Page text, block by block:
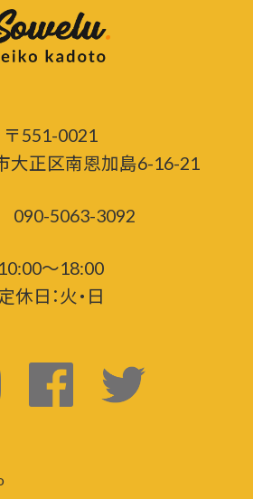
〒551-0021
大正区南恩加島6-16-21
090-5063-3092
10:00～18:00
休日：火・日